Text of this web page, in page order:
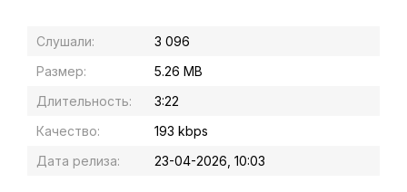
Слушали:
3 096
Размер:
5.26 MB
Длительность:
3:22
Качество:
193 kbps
Дата релиза:
23-04-2026, 10:03